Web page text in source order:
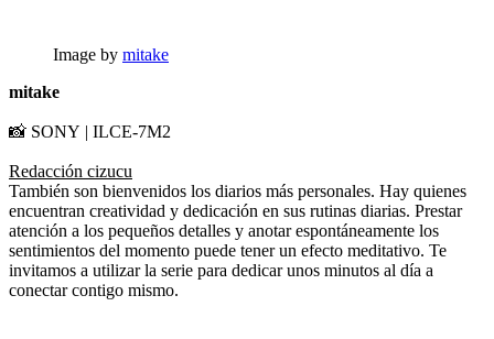
Image by mitake
mitake
📸 SONY | ILCE-7M2
Redacción cizucu
También son bienvenidos los diarios más personales. Hay quienes
encuentran creatividad y dedicación en sus rutinas diarias. Prestar
atención a los pequeños detalles y anotar espontáneamente los
sentimientos del momento puede tener un efecto meditativo. Te
invitamos a utilizar la serie para dedicar unos minutos al día a
conectar contigo mismo.